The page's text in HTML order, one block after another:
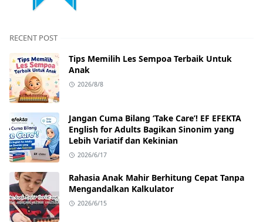
RECENT POST
Tips Memilih Les Sempoa Terbaik Untuk
Anak
2026/8/8
Jangan Cuma Bilang ‘Take Care’! EF EFEKTA
English for Adults Bagikan Sinonim yang
Lebih Variatif dan Kekinian
2026/6/17
Rahasia Anak Mahir Berhitung Cepat Tanpa
Mengandalkan Kalkulator
2026/6/15